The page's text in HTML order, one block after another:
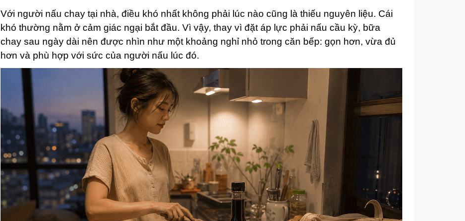
Với người nấu chay tại nhà, điều khó nhất không phải lúc nào cũng là thiếu nguyên liệu. Cái
khó thường nằm ở cảm giác ngại bắt đầu. Vì vậy, thay vì đặt áp lực phải nấu cầu kỳ, bữa
chay sau ngày dài nên được nhìn như một khoảng nghỉ nhỏ trong căn bếp: gọn hơn, vừa đủ
hơn và phù hợp với sức của người nấu lúc đó.